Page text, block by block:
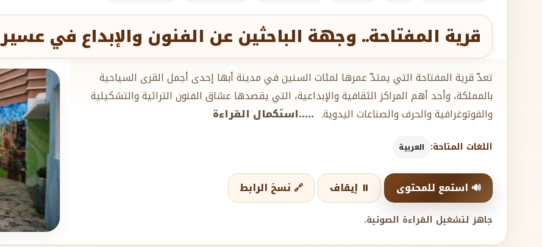
قرية المفتاحة.. وجهة الباحثين عن الفنون والإبداع في عسير
تعدّ قرية المفتاحة التي يمتدّ عمرها لمئات السنين في مدينة أبها إحدى أجمل القرى السياحية
بالمملكة، وأحد أهم المراكز الثقافية والإبداعية، التي يقصدها عشاق الفنون التراثية والتشكيلية
والفوتوغرافية والحرف والصناعات اليدوية. .....استكمال القراءة
اللغات المتاحة: العربية
🔊 استمع للمحتوى ⏸️ إيقاف 🔗 نسخ الرابط
جاهز لتشغيل القراءة الصوتية.